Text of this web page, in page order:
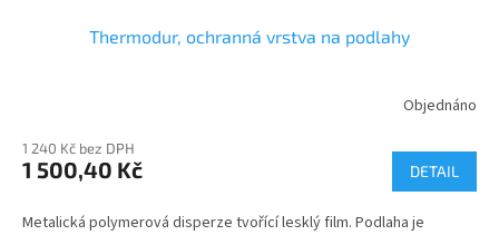
Thermodur, ochranná vrstva na podlahy
produktu
je
z
Objednáno
1 240 Kč bez DPH
1 500,40 Kč DETAIL
Metalická polymerová disperze tvořící lesklý film. Podlaha je